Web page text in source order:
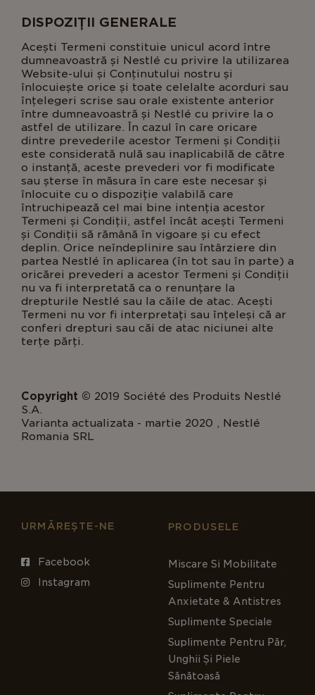
DISPOZIȚII GENERALE
Acești Termeni constituie unicul acord între
dumneavoastră și Nestlé cu privire la utilizarea
Website-ului și Conținutului nostru și
înlocuiește orice și toate celelalte acorduri sau
înțelegeri scrise sau orale existente anterior
între dumneavoastră și Nestlé cu privire la o
astfel de utilizare. În cazul în care oricare
dintre prevederile acestor Termeni și Condiții
este considerată nulă sau inaplicabilă de către
o instanță, aceste prevederi vor fi modificate
sau șterse în măsura în care este necesar și
înlocuite cu o dispoziție valabilă care
întruchipează cel mai bine intenția acestor
Termeni și Condiții, astfel încât acești Termeni
și Condiții să rămână în vigoare și cu efect
deplin. Orice neîndeplinire sau întârziere din
partea Nestlé în aplicarea (în tot sau în parte) a
oricărei prevederi a acestor Termeni și Condiții
nu va fi interpretată ca o renunțare la
drepturile Nestlé sau la căile de atac. Acești
Termeni nu vor fi interpretați sau înțeleși că ar
conferi drepturi sau căi de atac niciunei alte
terțe părți.
Copyright © 2019 Société des Produits Nestlé
S.A.
Varianta actualizata - martie 2020 , Nestlé
Romania SRL
URMĂREȘTE-NE
Facebook
Instagram
PRODUSELE
Miscare Si Mobilitate
Suplimente Pentru
Anxietate & Antistres
Suplimente Speciale
Suplimente Pentru Păr,
Unghii Și Piele
Sănătoasă